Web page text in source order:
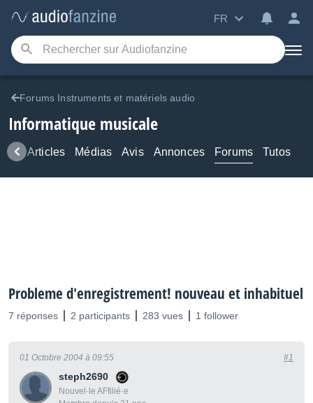
FR
Forums Instruments et matériels audio
Informatique musicale
Articles Médias Avis Annonces Forums Tutos
Probleme d'enregistrement! nouveau et inhabituel
7 réponses 2 participants 283 vues 1 follower
steph2690
Nouvel·le AFfilié·e
01 Octobre 2004 à 09:55 #1